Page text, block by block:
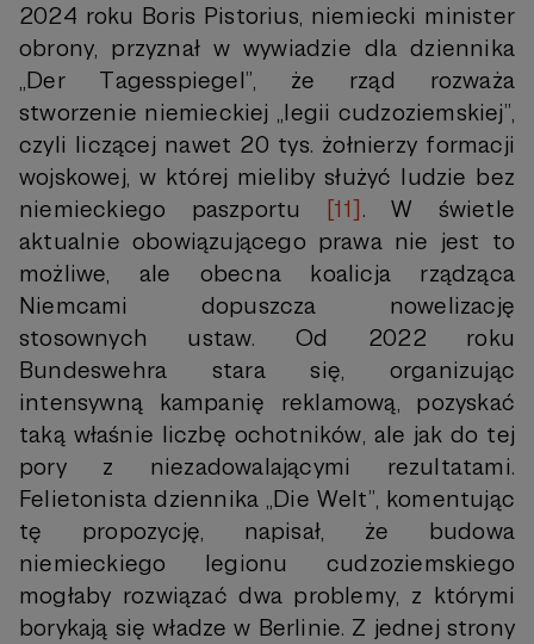
2024 roku Boris Pistorius, niemiecki minister
obrony, przyznał w wywiadzie dla dziennika
„Der Tagesspiegel”, że rząd rozważa
stworzenie niemieckiej „legii cudzoziemskiej”,
czyli liczącej nawet 20 tys. żołnierzy formacji
wojskowej, w której mieliby służyć ludzie bez
niemieckiego paszportu [11]. W świetle
aktualnie obowiązującego prawa nie jest to
możliwe, ale obecna koalicja rządząca
Niemcami dopuszcza nowelizację
stosownych ustaw. Od 2022 roku
Bundeswehra stara się, organizując
intensywną kampanię reklamową, pozyskać
taką właśnie liczbę ochotników, ale jak do tej
pory z niezadowalającymi rezultatami.
Felietonista dziennika „Die Welt”, komentując
tę propozycję, napisał, że budowa
niemieckiego legionu cudzoziemskiego
mogłaby rozwiązać dwa problemy, z którymi
borykają się władze w Berlinie. Z jednej strony